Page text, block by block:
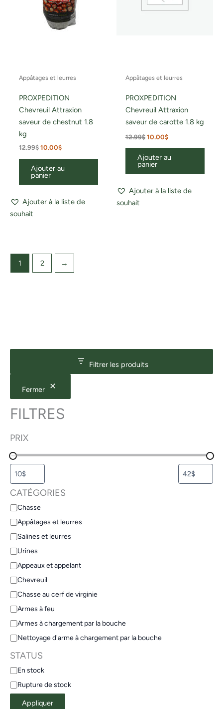
Filtrer les produits
Fermer
FILTRES
PRIX
CATÉGORIES
Chasse
Appâtages et leurres
Salines et leurres
Urines
Appeaux et appelant
Chevreuil
Chasse au cerf de virginie
Armes à feu
Armes à chargement par la bouche
Nettoyage d'arme à chargement par la bouche
STATUS
En stock
Rupture de stock
Appliquer
Appâtages et leurres
PROXPEDITION
Chevreuil Attraxion
saveur de chestnut 1.8
kg
12.99$ 10.00$
Ajouter au
panier
Ajouter à la liste de
souhait
Appâtages et leurres
PROXPEDITION
Chevreuil Attraxion
saveur de carotte 1.8 kg
12.99$ 10.00$
Ajouter au
panier
Ajouter à la liste de
souhait
1 2 →